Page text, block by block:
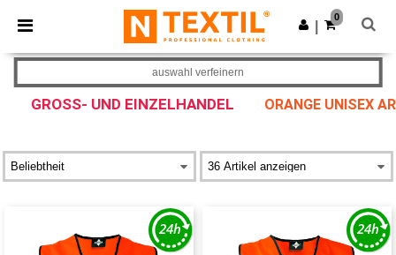
× Ntextil App
Bessere Preise in der App!
App holen
0
GROSS- UND EINZELHANDEL ORANGE UNISEX
auswahl verfeinern